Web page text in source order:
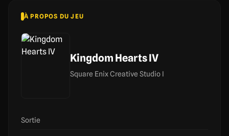
À PROPOS DU JEU
Kingdom Hearts IV
Square Enix Creative Studio I
Sortie